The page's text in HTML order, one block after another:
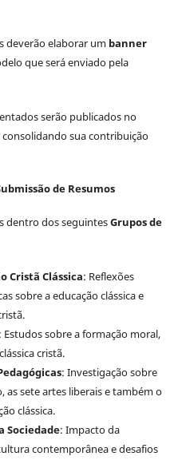
deverão elaborar um banner
que será enviado pela
serão publicados no
consolidando sua contribuição
de Resumos
dentro dos seguintesGrupos de
Cristã Clássica: Reflexões
sobre a educação clássica e
Estudos sobre a formação moral,
cristã.
: Investigação sobre
as sete artes liberais e também o
clássica.
Sociedade: Impacto da
contemporânea e desafios